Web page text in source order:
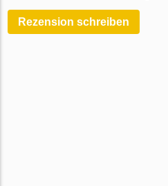
Rezension schreiben